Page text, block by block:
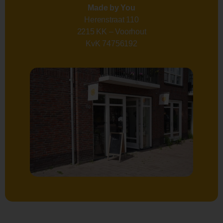
Made by You
Herenstraat 110
2215 KK – Voorhout
KvK 74756192